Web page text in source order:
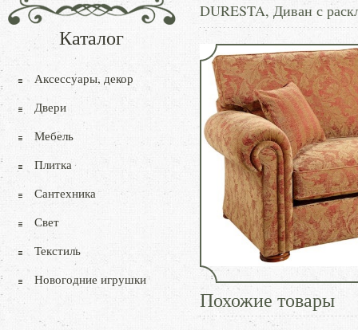
DURESTA, Диван с
Похожие товары
Каталог
Аксессуары, декор
Двери
Мебель
Плитка
Сантехника
Свет
Текстиль
Новогодние игрушки